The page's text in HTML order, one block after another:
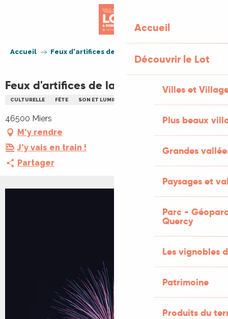
Accueil
Découvrir le Lot
Villes et
Plus beaux
Grandes
Paysages et
Parc -
Quercy
Les vignobles
Patrimoine
Produits du
Accueil Feux d'artifices de la fête de Miers
Feux d'artifices de la fête de Miers
CULTURELLE FÊTE SON ET LUMIÈRE
46500 Miers
M'y rendre
J'y vais en train !
Partager